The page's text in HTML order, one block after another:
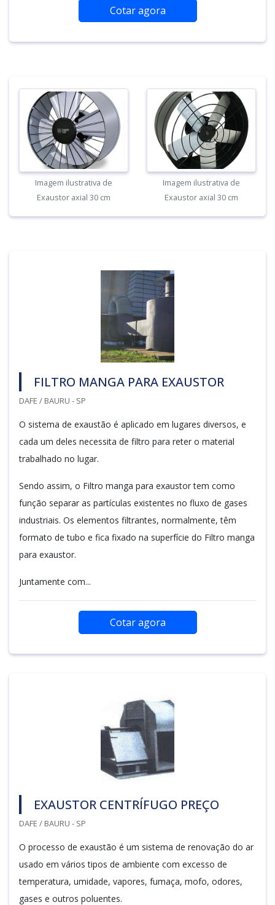
Cotar agora
Imagem ilustrativa de
Exaustor axial 30 cm
Imagem ilustrativa de
Exaustor axial 30 cm
FILTRO MANGA PARA EXAUSTOR
DAFE / BAURU - SP
O sistema de exaustão é aplicado em lugares diversos, e
cada um deles necessita de filtro para reter o material
trabalhado no lugar.
Sendo assim, o Filtro manga para exaustor tem como
função separar as partículas existentes no fluxo de gases
industriais. Os elementos filtrantes, normalmente, têm
formato de tubo e fica fixado na superfície do Filtro manga
para exaustor.
Juntamente com...
Cotar agora
EXAUSTOR CENTRÍFUGO PREÇO
DAFE / BAURU - SP
O processo de exaustão é um sistema de renovação do ar
usado em vários tipos de ambiente com excesso de
temperatura, umidade, vapores, fumaça, mofo, odores,
gases e outros poluentes.